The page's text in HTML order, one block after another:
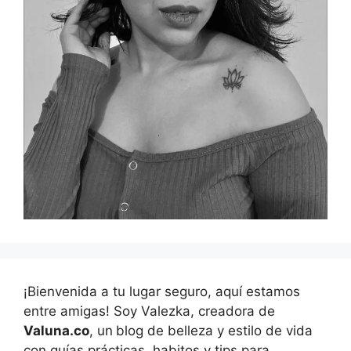
¡Bienvenida a tu lugar seguro, aquí estamos
entre amigas! Soy Valezka, creadora de
Valuna.co, un blog de belleza y estilo de vida